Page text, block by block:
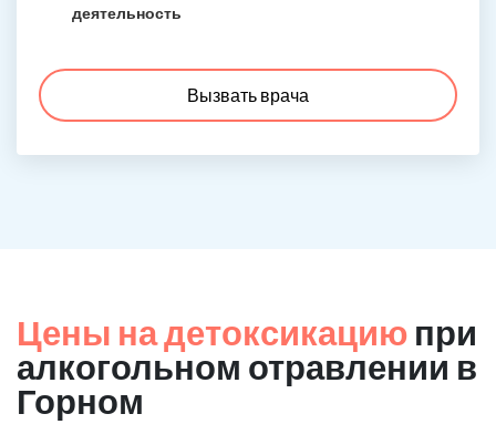
деятельность
Вызвать врача
Цены на детоксикацию при
алкогольном отравлении в
Горном